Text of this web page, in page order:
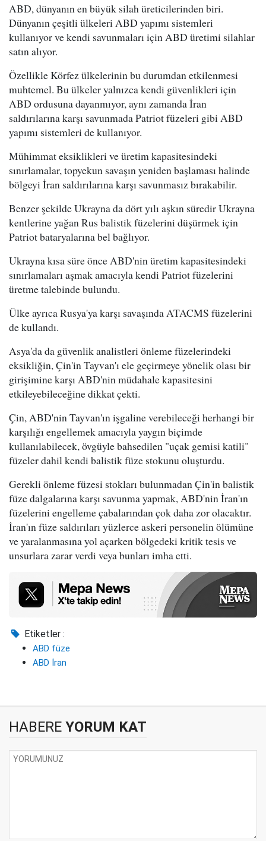
ABD, dünyanın en büyük silah üreticilerinden biri.
Dünyanın çeşitli ülkeleri ABD yapımı sistemleri
kullanıyor ve kendi savunmaları için ABD üretimi silahlar
satın alıyor.
Özellikle Körfez ülkelerinin bu durumdan etkilenmesi
muhtemel. Bu ülkeler yalnızca kendi güvenlikleri için
ABD ordusuna dayanmıyor, aynı zamanda İran
saldırılarına karşı savunmada Patriot füzeleri gibi ABD
yapımı sistemleri de kullanıyor.
Mühimmat eksiklikleri ve üretim kapasitesindeki
sınırlamalar, topyekun savaşın yeniden başlaması halinde
bölgeyi İran saldırılarına karşı savunmasız bırakabilir.
Benzer şekilde Ukrayna da dört yılı aşkın süredir Ukrayna
kentlerine yağan Rus balistik füzelerini düşürmek için
Patriot bataryalarına bel bağlıyor.
Ukrayna kısa süre önce ABD'nin üretim kapasitesindeki
sınırlamaları aşmak amacıyla kendi Patriot füzelerini
üretme talebinde bulundu.
Ülke ayrıca Rusya'ya karşı savaşında ATACMS füzelerini
de kullandı.
Asya'da da güvenlik analistleri önleme füzelerindeki
eksikliğin, Çin'in Tayvan'ı ele geçirmeye yönelik olası bir
girişimine karşı ABD'nin müdahale kapasitesini
etkileyebileceğine dikkat çekti.
Çin, ABD'nin Tayvan'ın işgaline verebileceği herhangi bir
karşılığı engellemek amacıyla yaygın biçimde
kullanılabilecek, övgüyle bahsedilen "uçak gemisi katili"
füzeler dahil kendi balistik füze stokunu oluşturdu.
Gerekli önleme füzesi stokları bulunmadan Çin'in balistik
füze dalgalarına karşı savunma yapmak, ABD'nin İran'ın
füzelerini engelleme çabalarından çok daha zor olacaktır.
İran'ın füze saldırıları yüzlerce askeri personelin ölümüne
ve yaralanmasına yol açarken bölgedeki kritik tesis ve
unsurlara zarar verdi veya bunları imha etti.
Etiketler :
ABD füze
ABD İran
HABERE YORUM KAT